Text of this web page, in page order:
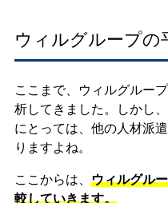
ウィルグループの
ここまで、ウィルグルー
析してきました。しかし
にとっては、他の人材派
りますよね。
ここからは、 ウィルグル
較していきます。